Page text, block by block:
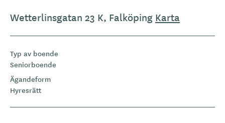
Wetterlinsgatan 23 K, Falköping Karta
Typ av boende
Seniorboende
Ägandeform
Hyresrätt